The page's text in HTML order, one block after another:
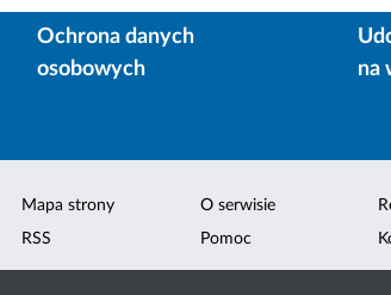
Ochrona danych
osobowych
na
Mapa strony
RSS
O serwisie
Pomoc